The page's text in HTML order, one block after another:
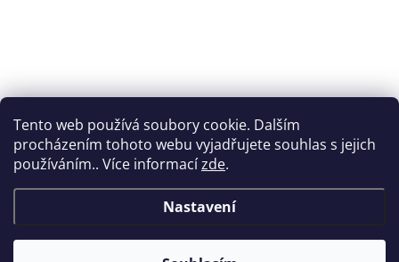
Tento web používá soubory cookie. Dalším
procházením tohoto webu vyjadřujete souhlas s jejich
používáním.. Více informacízde.
Nastavení